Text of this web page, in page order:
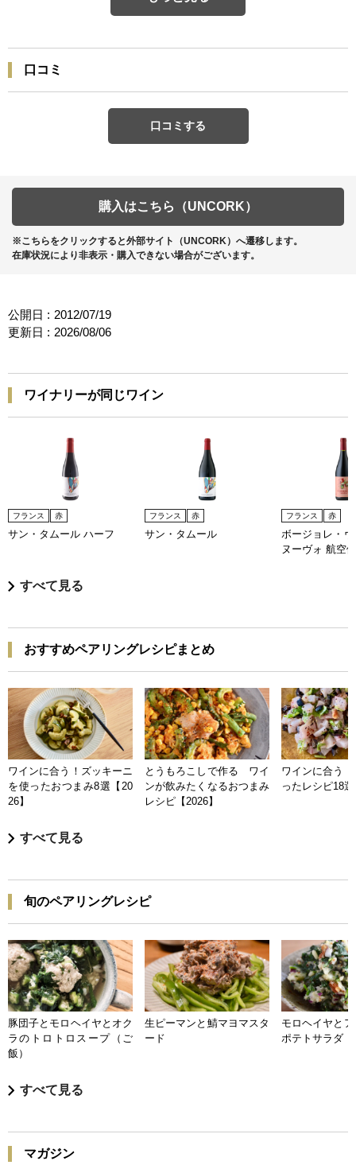
口コミ
口コミする
購入はこちら（UNCORK）
※こちらをクリックすると外部サイト（UNCORK）へ遷移します。
在庫状況により非表示・購入できない場合がございます。
公開日 : 2012/07/19
更新日 : 2026/08/06
ワイナリーが同じワイン
フランス 赤
サン・タムール ハーフ
フランス 赤
サン・タムール
フランス 赤
ボージョレ・
ヌーヴォ 航空便
すべて見る
おすすめペアリングレシピまとめ
ワインに合う！ズッキーニ
を使ったおつまみ8選【20
26】
とうもろこしで作る ワイ
ンが飲みたくなるおつまみ
レシピ【2026】
ワインに合う
ったレシピ18
すべて見る
旬のペアリングレシピ
豚団子とモロヘイヤとオク
ラのトロトロスープ（ご
飯）
生ピーマンと鯖マヨマスタ
ード
モロヘイヤと
ポテトサラダ
すべて見る
マガジン